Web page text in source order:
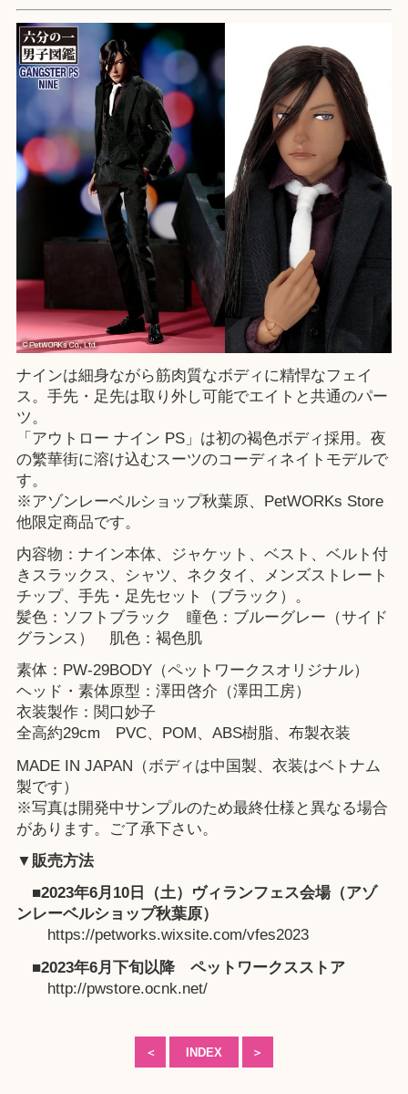
ナインは細身ながら筋肉質なボディに精悍なフェイ
ス。手先・足先は取り外し可能でエイトと共通のパー
ツ。
「アウトロー ナイン PS」は初の褐色ボディ採用。夜
の繁華街に溶け込むスーツのコーディネイトモデルで
す。
※アゾンレーベルショップ秋葉原、 PetWORKs Store
他限定商品です。
内容物：ナイン本体、ジャケット、ベスト、ベルト付
きスラックス、シャツ、ネクタイ、メンズストレート
チップ、手先・足先セット（ブラック）。
髪色：ソフトブラック 瞳色：ブルーグレー（サイド
グランス） 肌色：褐色肌
素体：PW-29BODY（ペットワークスオリジナル）
ヘッド・素体原型：澤田啓介（澤田工房）
衣装製作：関口妙子
全高約29cm PVC、POM、ABS樹脂、布製衣装
MADE IN JAPAN（ボディは中国製、衣装はベトナム
製です）
※写真は開発中サンプルのため最終仕様と異なる場合
があります。ご了承下さい。
▼販売方法
■2023年6月10日（土）ヴィランフェス会場（アゾ
ンレーベルショップ秋葉原）
https://petworks.wixsite.com/vfes2023
■2023年6月下旬以降 ペットワークスストア
http://pwstore.ocnk.net/
＜ INDEX ＞